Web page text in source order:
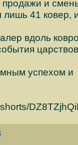
продажи и
41 ковер,
вдоль
успехом и